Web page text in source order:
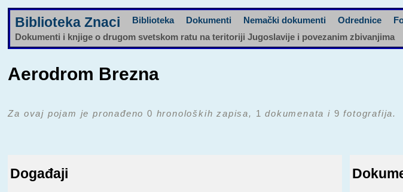
Biblioteka Znaci Biblioteka Dokumenti Nemački dokumenti Odrednice
Dokumenti i knjige o drugom svetskom ratu na teritoriji Jugoslavije i povezanim zbivanjima
Aerodrom Brezna
Za ovaj pojam je pronađeno0 hronoloških zapisa, 1 dokumenata i 9 fotografija.
Događaji